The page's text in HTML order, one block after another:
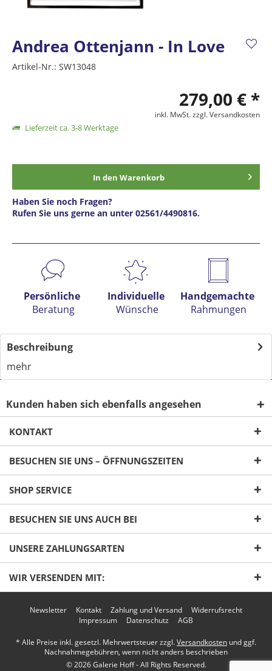
Andrea Ottenjann - In Love
Artikel-Nr.: SW13048
279,00 € *
inkl. MwSt.zzgl. Versandkosten
Lieferzeit ca. 3-8 Werktage
In den Warenkorb
Haben Sie noch Fragen?
Rufen Sie uns gerne an unter 02561/4490816.
Preis anfragen
Ich habe die
Mit * gekennzeichnete Felder sind Pflichtfelder.
Senden
Persönliche
Beratung
Individuelle
Wünsche
Handgemachte
Rahmungen
Beschreibung
mehr
Kunden haben sich ebenfalls angesehen
KONTAKT
BESUCHEN SIE UNS – ÖFFNUNGSZEITEN
SHOP SERVICE
BESUCHEN SIE UNS AUCH BEI
UNSERE ZAHLUNGSARTEN
WIR VERSENDEN MIT:
Newsletter Kontakt Zahlung und Versand
Widerrufsrecht
Impressum
Datenschutz AGB
* Alle Preise inkl. gesetzl. Mehrwertsteuer zzgl.Versandkosten und ggf.
Nachnahmegebühren, wenn nicht anders beschrieben
© 2026 Galerie Hoff - All Rights Reserved.